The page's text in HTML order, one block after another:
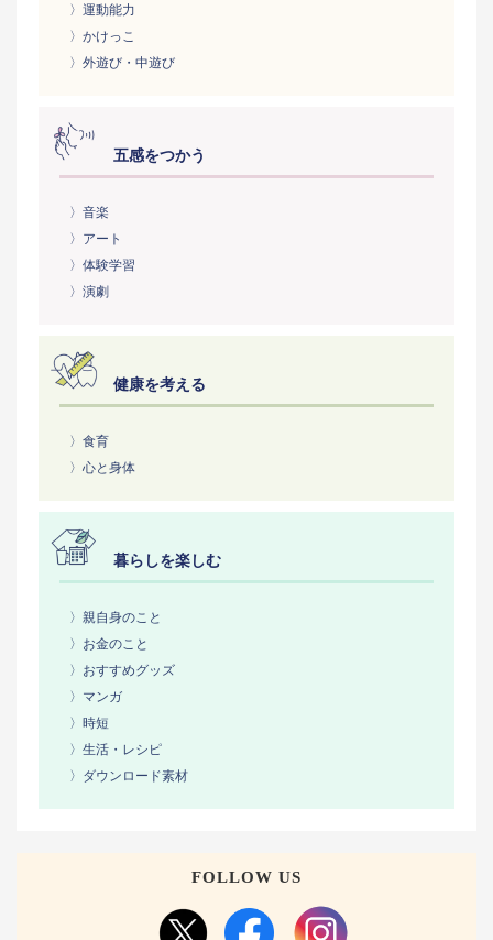
〉運動能力
〉かけっこ
〉外遊び・中遊び
五感をつかう
〉音楽
〉アート
〉体験学習
〉演劇
健康を考える
〉食育
〉心と身体
暮らしを楽しむ
〉親自身のこと
〉お金のこと
〉おすすめグッズ
〉マンガ
〉時短
〉生活・レシピ
〉ダウンロード素材
FOLLOW US